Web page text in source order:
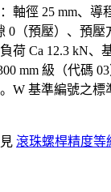
軸徑 25 mm、導
0（預壓）、預壓
荷 Ca 12.3 kN、
mm 級（代碼
W 基準編號之標
滾珠螺桿精度等